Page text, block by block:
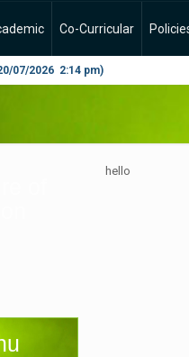
Co-Curricular
(20/07/2026 2:14 pm)
hello